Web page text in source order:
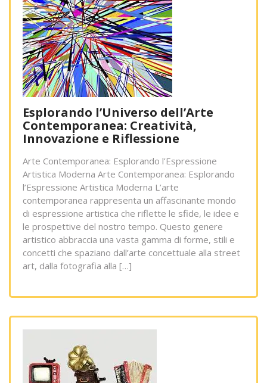
Esplorando l’Universo dell’Arte
Contemporanea: Creatività,
Innovazione e Riflessione
Arte Contemporanea: Esplorando l’Espressione
Artistica Moderna Arte Contemporanea: Esplorando
l’Espressione Artistica Moderna L’arte
contemporanea rappresenta un affascinante mondo
di espressione artistica che riflette le sfide, le idee e
le prospettive del nostro tempo. Questo genere
artistico abbraccia una vasta gamma di forme, stili e
concetti che spaziano dall’arte concettuale alla street
art, dalla fotografia alla […]